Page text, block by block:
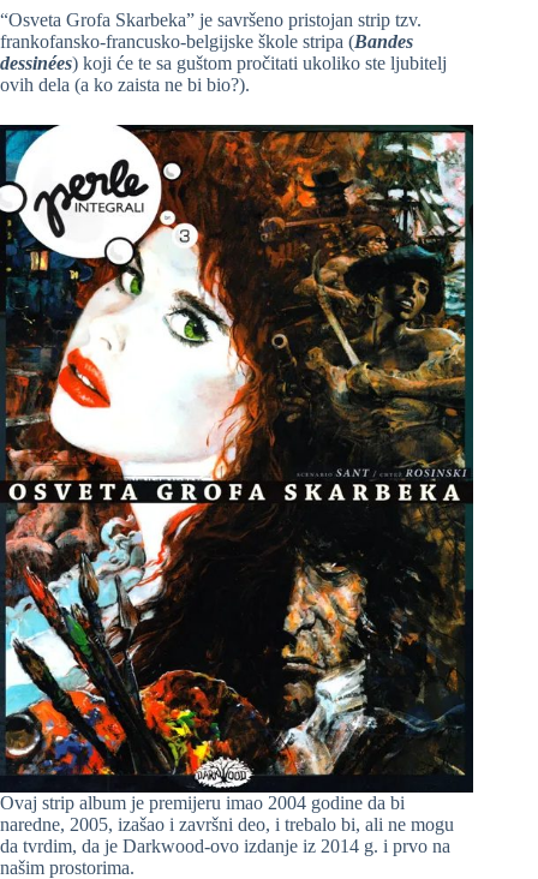
“Osveta Grofa Skarbeka” je savršeno pristojan strip tzv.
frankofansko-francusko-belgijske škole stripa (Bandes
dessinées) koji će te sa guštom pročitati ukoliko ste ljubitelj
ovih dela (a ko zaista ne bi bio?).
Ovaj strip album je premijeru imao 2004 godine da bi
naredne, 2005, izašao i završni deo, i trebalo bi, ali ne mogu
da tvrdim, da je Darkwood-ovo izdanje iz 2014 g. i prvo na
našim prostorima.